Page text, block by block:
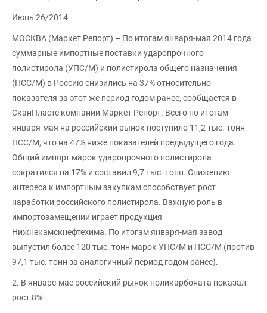
Июнь 26/2014
МОСКВА (Маркет Репорт) – По итогам января-мая 2014 года
суммарные импортные поставки ударопрочного
полистирола (УПС/М) и полистирола общего назначения
(ПСС/М) в Россию снизились на 37% относительно
показателя за этот же период годом ранее, сообщается в
СканПласте компании Маркет Репорт. Всего по итогам
января-мая на российский рынок поступило 11,2 тыс. тонн
ПСС/М, что на 47% ниже показателей предыдущего года.
Общий импорт марок ударопрочного полистирола
сократился на 17% и составил 9,7 тыс. тонн. Снижению
интереса к импортным закупкам способствует рост
наработки российского полистирола. Важную роль в
импортозамещении играет продукция
Нижнекамскнефтехима. По итогам января-мая завод
выпустил более 120 тыс. тонн марок УПС/М и ПСС/М (против
97,1 тыс. тонн за аналогичный период годом ранее).
2. В январе-мае российский рынок поликарбоната показал
рост 8%